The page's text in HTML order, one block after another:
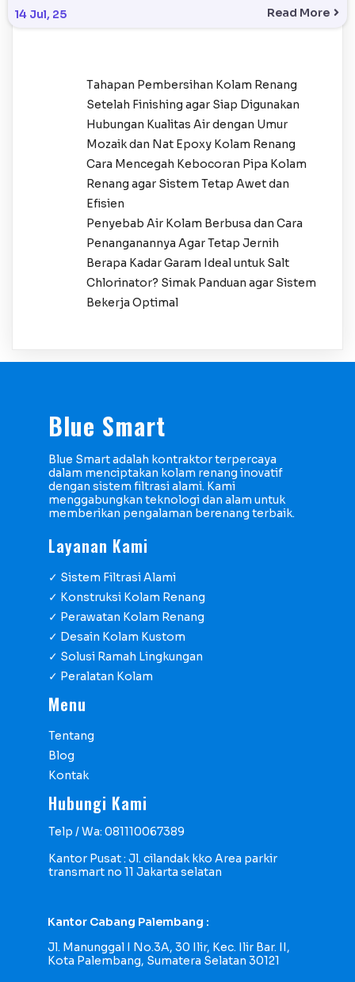
14 Jul, 25
Read More
Tahapan Pembersihan Kolam Renang
Setelah Finishing agar Siap Digunakan
Hubungan Kualitas Air dengan Umur
Mozaik dan Nat Epoxy Kolam Renang
Cara Mencegah Kebocoran Pipa Kolam
Renang agar Sistem Tetap Awet dan
Efisien
Penyebab Air Kolam Berbusa dan Cara
Penanganannya Agar Tetap Jernih
Berapa Kadar Garam Ideal untuk Salt
Chlorinator? Simak Panduan agar Sistem
Bekerja Optimal
Blue Smart
Blue Smart adalah kontraktor terpercaya
dalam menciptakan kolam renang inovatif
dengan sistem filtrasi alami. Kami
menggabungkan teknologi dan alam untuk
memberikan pengalaman berenang terbaik.
Layanan Kami
✓ Sistem Filtrasi Alami
✓ Konstruksi Kolam Renang
✓ Perawatan Kolam Renang
✓ Desain Kolam Kustom
✓ Solusi Ramah Lingkungan
✓ Peralatan Kolam
Menu
Tentang
Blog
Kontak
Hubungi Kami
Telp / Wa: 081110067389
Kantor Pusat : Jl. cilandak kko Area parkir
transmart no 11 Jakarta selatan
Kantor Cabang Palembang :
Jl. Manunggal I No.3A, 30 Ilir, Kec. Ilir Bar. II,
Kota Palembang, Sumatera Selatan 30121